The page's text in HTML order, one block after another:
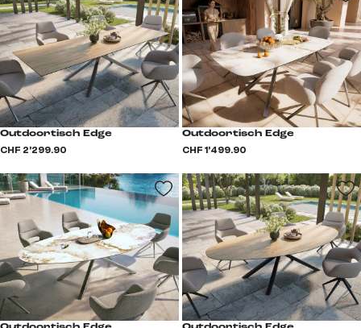
Outdoortisch Edge
CHF 2’299.90
Outdoortisch Edge
CHF 1’499.90